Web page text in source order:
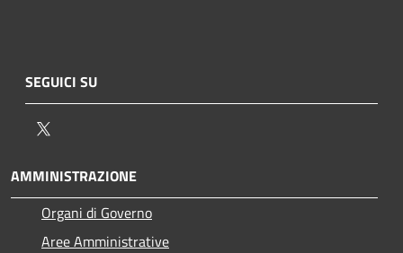
SEGUICI SU
AMMINISTRAZIONE
Organi di Governo
Aree Amministrative